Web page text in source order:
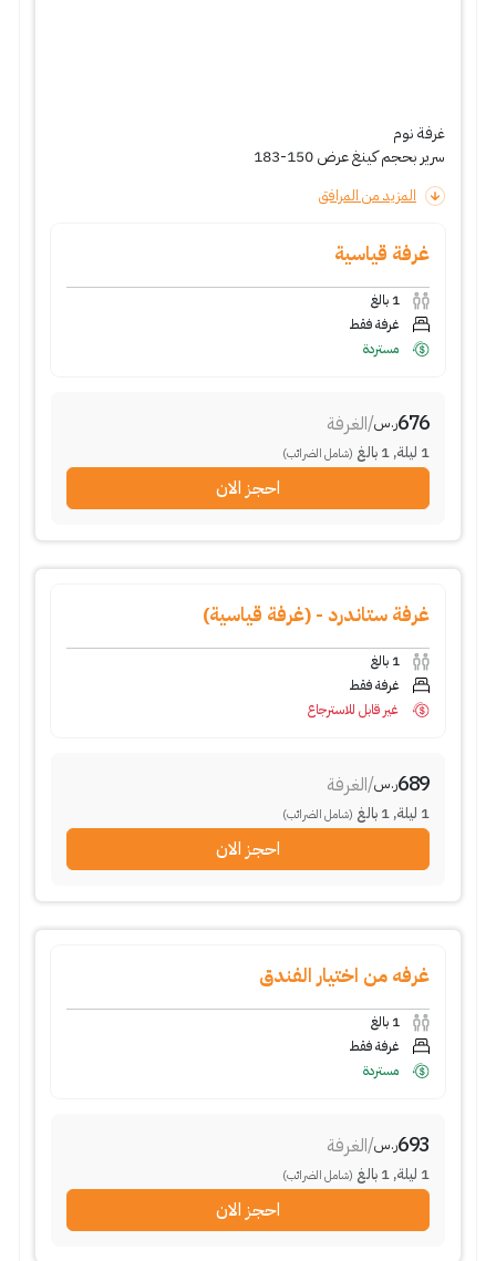
غرفة نوم
سرير بحجم كينغ عرض 150-183
المزيد من المرافق
غرفة قياسية
1 بالغ
غرفة فقط
مستردة
676ر.س/الغرفة
1 ليلة,
1 بالغ (شامل الضرائب)
احجز الان
غرفة ستاندرد - (غرفة قياسية)
1 بالغ
غرفة فقط
غير قابل للاسترجاع
689ر.س/الغرفة
1 ليلة,
1 بالغ (شامل الضرائب)
احجز الان
غرفه من اختيار الفندق
1 بالغ
غرفة فقط
مستردة
693ر.س/الغرفة
1 ليلة,
1 بالغ (شامل الضرائب)
احجز الان